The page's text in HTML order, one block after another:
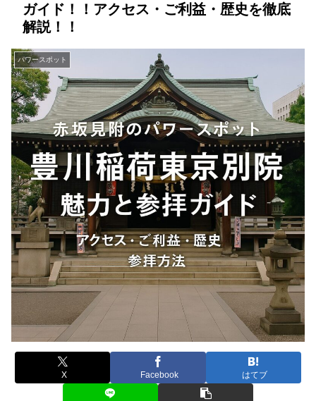
ガイド！！アクセス・ご利益・歴史を徹底
解説！！
パワースポット
X Facebook はてブ